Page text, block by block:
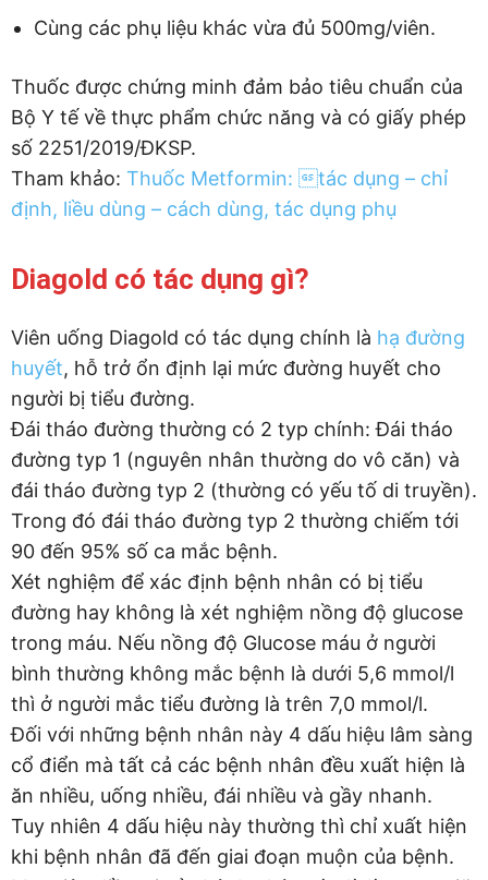
Cùng các phụ liệu khác vừa đủ 500mg/viên.
Thuốc được chứng minh đảm bảo tiêu chuẩn của
Bộ Y tế về thực phẩm chức năng và có giấy phép
số 2251/2019/ĐKSP.
Tham khảo: Thuốc Metformin: tác dụng – chỉ
định, liều dùng – cách dùng, tác dụng phụ
Diagold có tác dụng gì?
Viên uống Diagold có tác dụng chính là hạ đường
huyết, hỗ trở ổn định lại mức đường huyết cho
người bị tiểu đường.
Đái tháo đường thường có 2 typ chính: Đái tháo
đường typ 1 (nguyên nhân thường do vô căn) và
đái tháo đường typ 2 (thường có yếu tố di truyền).
Trong đó đái tháo đường typ 2 thường chiếm tới
90 đến 95% số ca mắc bệnh.
Xét nghiệm để xác định bệnh nhân có bị tiểu
đường hay không là xét nghiệm nồng độ glucose
trong máu. Nếu nồng độ Glucose máu ở người
bình thường không mắc bệnh là dưới 5,6 mmol/l
thì ở người mắc tiểu đường là trên 7,0 mmol/l.
Đối với những bệnh nhân này 4 dấu hiệu lâm sàng
cổ điển mà tất cả các bệnh nhân đều xuất hiện là
ăn nhiều, uống nhiều, đái nhiều và gầy nhanh.
Tuy nhiên 4 dấu hiệu này thường thì chỉ xuất hiện
khi bệnh nhân đã đến giai đoạn muộn của bệnh.